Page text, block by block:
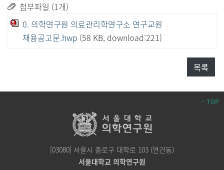
첨부파일 (1개)
0. 의학연구원 의료관리학연구소 연구교원
채용공고문.hwp (58 KB, download:221)
목록
TOP
[03080] 서울시 종로구 대학로 103 (연건동)
서울대학교 의학연구원